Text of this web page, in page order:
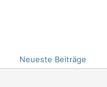
Neueste Beiträge